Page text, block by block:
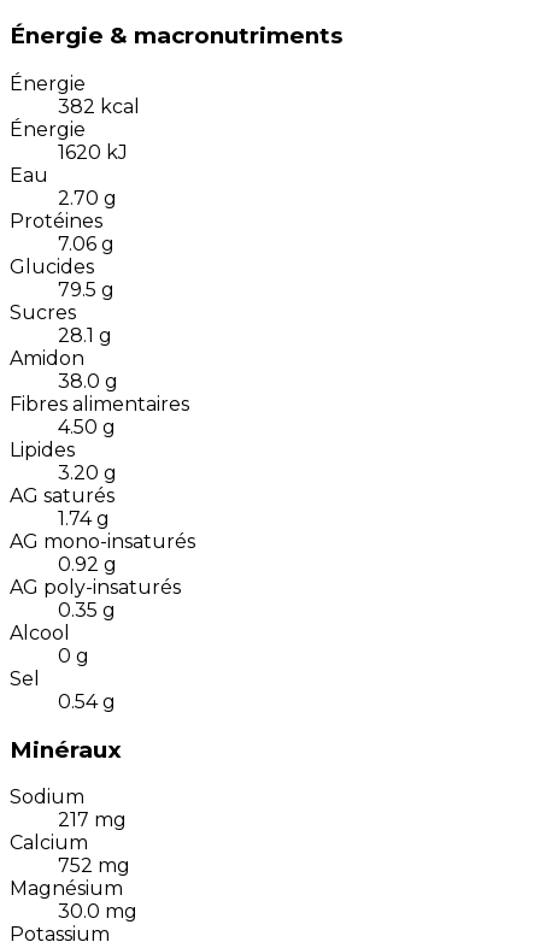
Énergie & macronutriments
Énergie
382 kcal
Énergie
1620 kJ
Eau
2.70 g
Protéines
7.06 g
Glucides
79.5 g
Sucres
28.1 g
Amidon
38.0 g
Fibres alimentaires
4.50 g
Lipides
3.20 g
AG saturés
1.74 g
AG mono-insaturés
0.92 g
AG poly-insaturés
0.35 g
Alcool
0 g
Sel
0.54 g
Minéraux
Sodium
217 mg
Calcium
752 mg
Magnésium
30.0 mg
Potassium